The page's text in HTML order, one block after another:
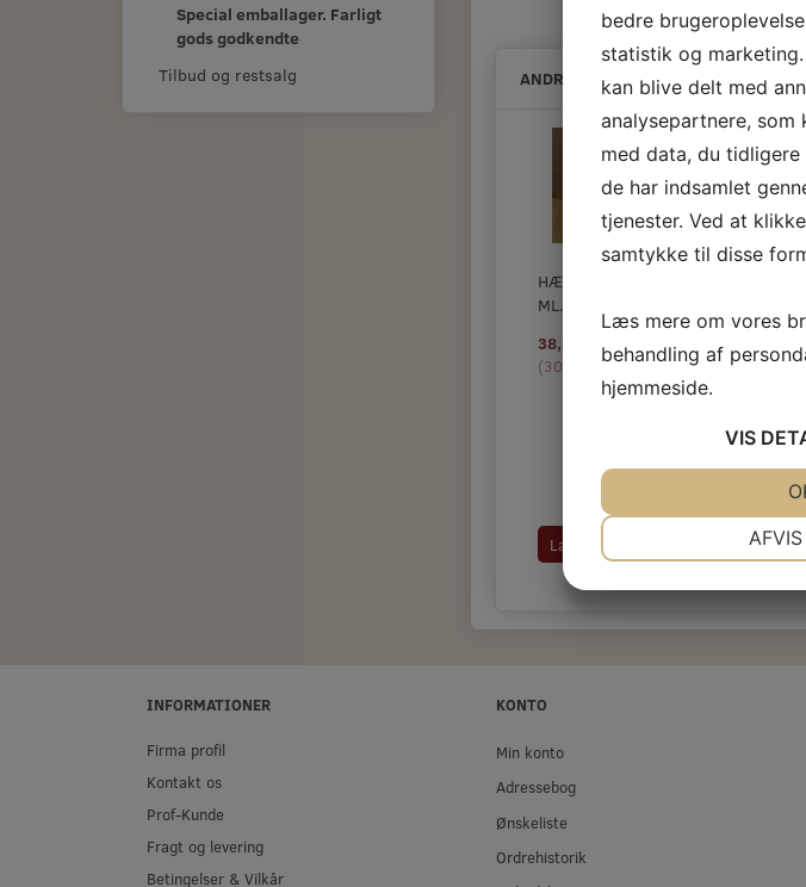
Special emballager. Farligt
gods godkendte
Tilbud og restsalg
ANDRE KØBTE OGSÅ
HÆRDER, 25
ML.
38,00 DKK
m/Moms
(30,40 DKKu/Moms)
Læg i kurv
45,50 DKK
m/
(36,40 DKKu/
Læg i kurv
INFORMATIONER
Firma profil
Kontakt os
Prof-Kunde
Fragt og levering
Betingelser & Vilkår
KONTO
Min konto
Adressebog
Ønskeliste
Ordrehistorik
bedre
statistik og
kan blive delt med
analysepartnere, som
med data, du
de har indsamlet
tjenester. Ved at
samtykke til disse
Læs mere om vores
behandling af
hjemmeside.
VIS